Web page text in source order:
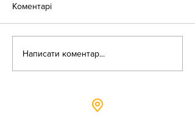
Коментарі
Написати коментар...